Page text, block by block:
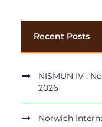
Recent Posts
NISMUN IV :
2026
Norwich